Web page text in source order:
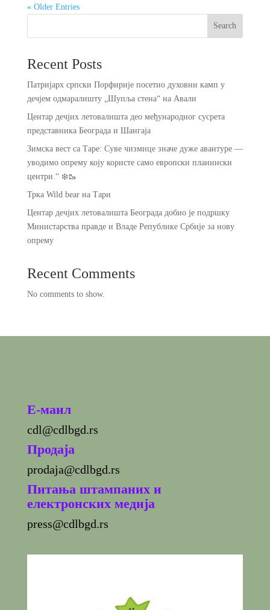
« Older Entries
Search
Recent Posts
Патријарх српски Порфирије посетио духовни камп у
дечјем одмаралишту „Шупља стена“ на Авали
Центар дечјих летовалишта део међународног сусрета
представника Београда и Шангаја
Зимска вест са Таре: Суве чизмице значе дуже авантуре —
уводимо опрему коју користе само европски планински
центри.“ ❄️🥾
Трка Wild bear на Тари
Центар дечјих летовалишта Београда добио је подршку
Министарства правде и Владе Републике Србије за нову
опрему
Recent Comments
No comments to show.
E-маил
cdl@cdlbgd.rs
Продаја
prodaja@cdlbgd.rs
Питања штампаних и
електронских медија
press@cdlbgd.rs